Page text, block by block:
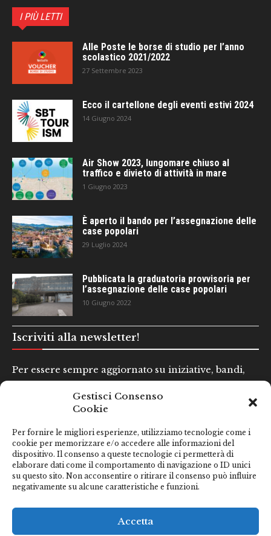
Gestisci Consenso
Cookie
Per fornire le migliori esperienze, utilizziamo tecnologie come i
cookie per memorizzare e/o accedere alle informazioni del
dispositivo. Il consenso a queste tecnologie ci permetterà di
elaborare dati come il comportamento di navigazione o ID unici
su questo sito. Non acconsentire o ritirare il consenso può influire
negativamente su alcune caratteristiche e funzioni.
Accetta
I PIÙ LETTI
Alle Poste le borse di studio per l’anno
scolastico 2021/2022
27 Settembre 2023
Ecco il cartellone degli eventi estivi 2024
14 Giugno 2024
Air Show 2023, lungomare chiuso al
traffico e divieto di attività in mare
1 Giugno 2023
È aperto il bando per l’assegnazione delle
case popolari
29 Luglio 2024
Pubblicata la graduatoria provvisoria per
l’assegnazione delle case popolari
10 Giugno 2022
Iscriviti alla newsletter!
Per essere sempre aggiornato su iniziative, bandi,
Email*